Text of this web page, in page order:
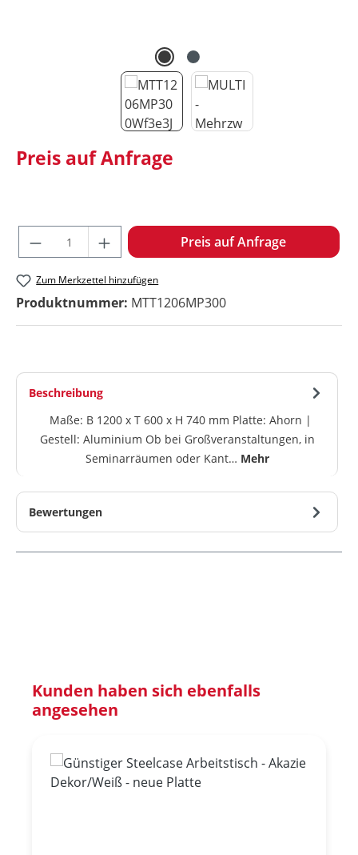
Preis auf Anfrage
Produkt Anzahl: Gib den
Preis auf Anfrage
Zum Merkzettel hinzufügen
Produktnummer: MTT1206MP300
Beschreibung
Maße: B 1200 x T 600 x H 740 mm Platte: Ahorn |
Gestell: Aluminium Ob bei Großveranstaltungen, in
Seminarräumen oder Kant… Mehr
Bewertungen
Produktgalerie überspringen
Kunden haben sich ebenfalls
angesehen